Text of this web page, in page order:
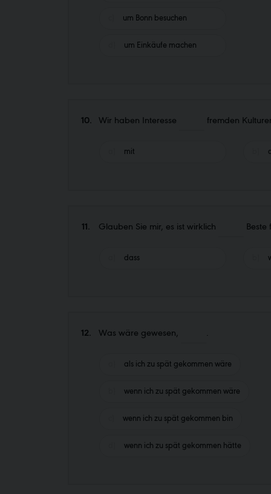
um Bonn besuchen
um Einkäufe machen
10. Wir haben Interesse fremden
mit
11. Glauben Sie mir, es ist wirklich Beste
dass
12. Was wäre gewesen, .
als ich zu spät gekommen wäre
wenn ich zu spät gekommen wäre
wenn ich zu spät gekommen bin
wenn ich zu spät gekommen hätte